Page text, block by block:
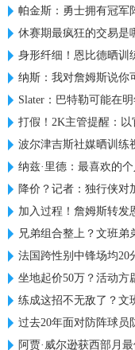
帕金斯：勇士拥有冠军
休赛期最疯狂的交易是
身形纤细！恩比德晒训
纳斯：我对詹姆斯说你
Slater：巴特勒可能在
打假！2K主管提醒：
波尔津吉斯社媒晒训练
纳兹·里德：最喜欢的
降价？记者：独行侠对
加入过程！詹姆斯转发
兄弟组合整上？文班
法国跨性别中锋场均20
坐地起价50万？活动方
练成这招不无敌了？文
过去20年面对防阵球员
阿贾·威尔逊获西部月